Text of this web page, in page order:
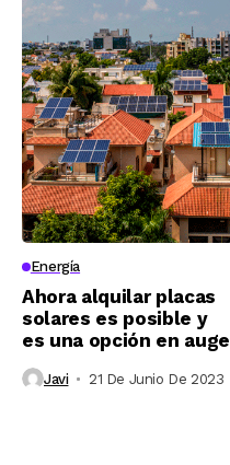
Energía
Ahora alquilar placas
solares es posible y
es una opción en auge
Javi 21 De Junio De 2023